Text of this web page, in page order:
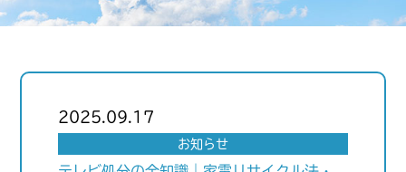
2025.09.17
お知らせ